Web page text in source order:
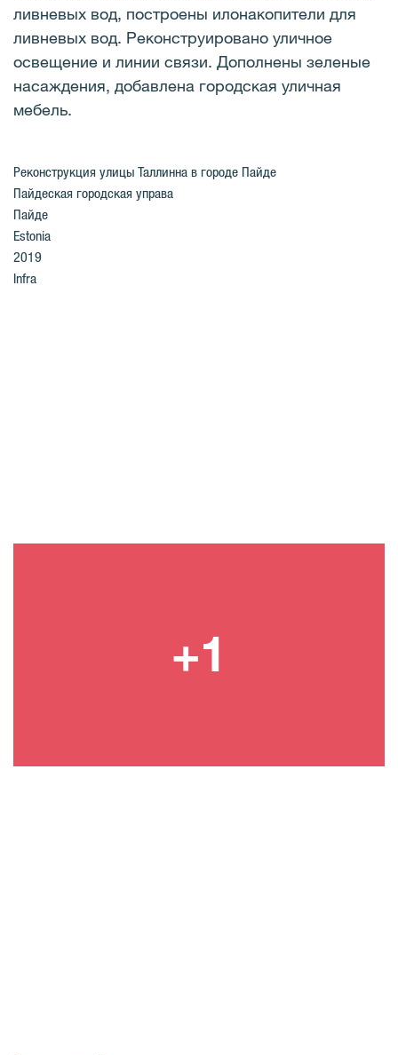
ливневых вод, построены илонакопители для
ливневых вод. Реконструировано уличное
освещение и линии связи. Дополнены зеленые
насаждения, добавлена городская уличная
мебель.
Реконструкция улицы Таллинна в городе Пайде
Пайдеская городская управа
Пайде
Estonia
2019
Infra